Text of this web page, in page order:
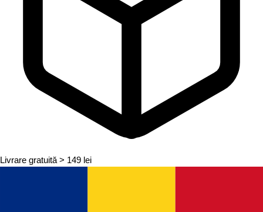
Livrare gratuită > 149 lei